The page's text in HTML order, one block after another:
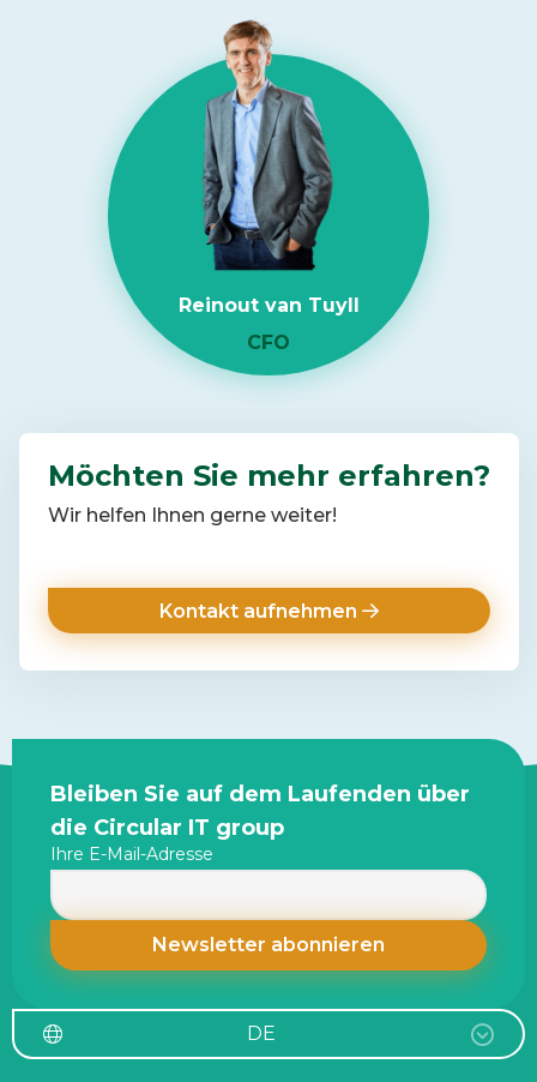
bedeutet
Reinout van Tuyll
CFO
Möchten Sie mehr erfahren?
Wir helfen Ihnen gerne weiter!
Kontakt aufnehmen
Site
footer
Bleiben Sie auf dem Laufenden über
die Circular IT group
Ihre E-Mail-Adresse
DE